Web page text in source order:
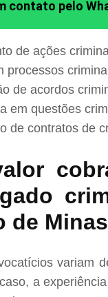
contato pelo
de ações
processos
de acordos
em questões
de contratos de
de
variam
a